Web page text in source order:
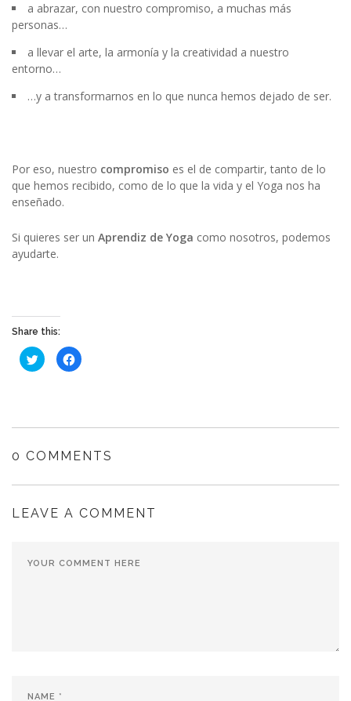
a abrazar, con nuestro compromiso, a muchas más
personas…
a llevar el arte, la armonía y la creatividad a nuestro
entorno…
…y a transformarnos en lo que nunca hemos dejado de ser.
Por eso, nuestro compromiso es el de compartir, tanto de lo
que hemos recibido, como de lo que la vida y el Yoga nos ha
enseñado.
Si quieres ser un Aprendiz de Yoga como nosotros, podemos
ayudarte.
Share this:
Haz
clic
en
ventana
nueva)
Haz
clic
en
ventana
nueva)
0 COMMENTS
LEAVE A COMMENT